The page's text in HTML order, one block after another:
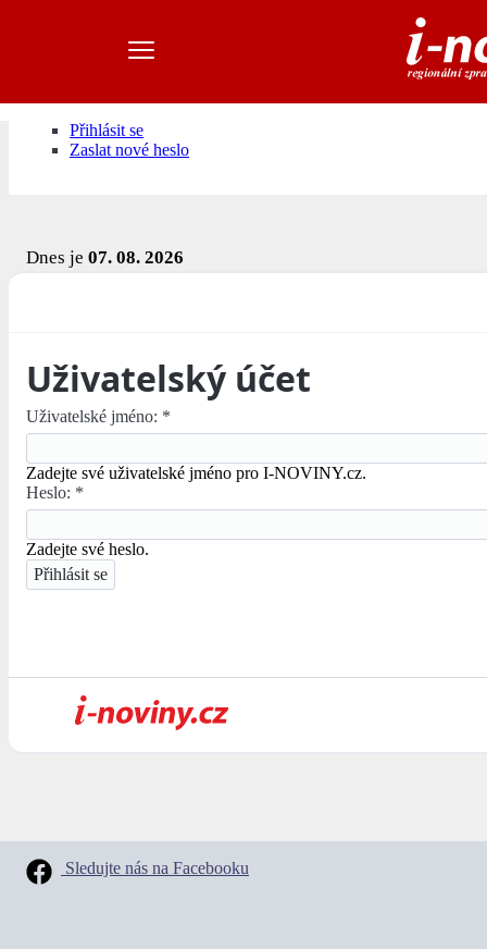
Přihlásit se
Zaslat nové heslo
Dnes je 07. 08. 2026
Uživatelský účet
Uživatelské jméno: *
Zadejte své uživatelské jméno pro I-NOVINY.cz.
Heslo: *
Zadejte své heslo.
Sledujte nás na Facebooku